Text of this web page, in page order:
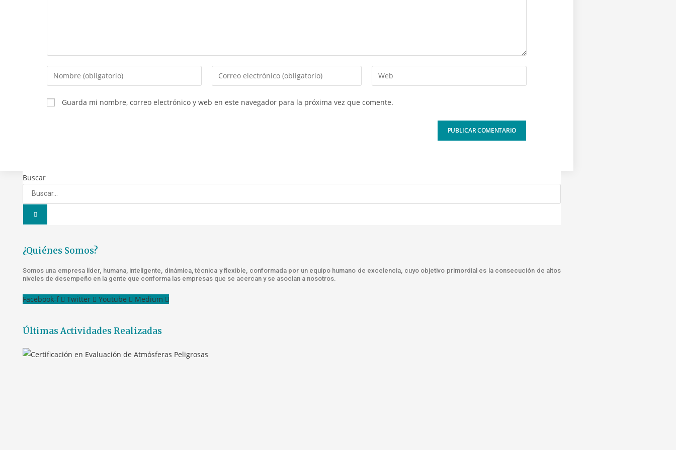
Introduce
tu
nombre
o
Introduce
tu
Introduce
la
Guarda mi nombre, correo electrónico y web en este navegador para la próxima vez que comente.
Buscar
¿Quiénes Somos?
Somos una empresa líder, humana, inteligente, dinámica, técnica y flexible, conformada por un equipo humano de excelencia, cuyo objetivo primordial es la consecución de altos
niveles de desempeño en la gente que conforma las empresas que se acercan y se asocian a nosotros.
Facebook-f Twitter Youtube Medium
Últimas Actividades Realizadas